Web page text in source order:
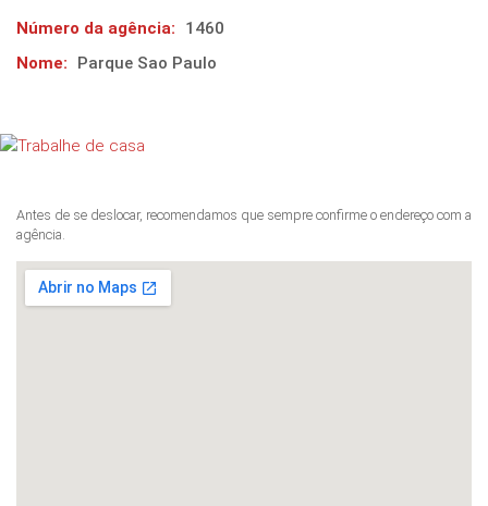
Número da agência:
1460
Nome:
Parque Sao Paulo
Antes de se deslocar, recomendamos que sempre confirme o endereço com a
agência.